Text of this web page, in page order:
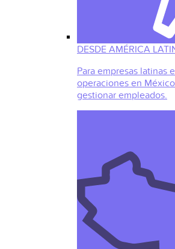
DESDE AMÉRICA
Para empresas latinas
operaciones en
gestionar empleados.